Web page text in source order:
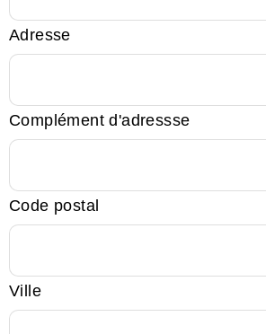
Adresse
Complément d'adressse
Code postal
Ville